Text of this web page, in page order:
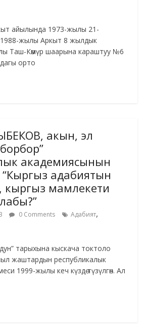
айылында 1973-жылы 21-
1988-жылы Аркыт 8 жылдык
Таш-Көмүр шаарына караштуу №6
орто
акын, эл
академиясынын
адабиятын
мамлекети
0 Comments Адабият,
тарыхына кыскача токтоло
жаштардын республикалык
1999-жылы кеч күздө түзүлгөн. Ал